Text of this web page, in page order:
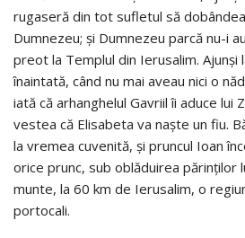
rugaseră din tot sufletul să
Dumnezeu; și Dumnezeu parcă nu-i
preot la Templul din Ierusalim. Ajunși
înaintată, când nu mai aveau nici o
iată că arhanghelul Gavriil îi aduce lui
vestea că Elisabeta va naște un fiu.
la vremea cuvenită, și pruncul Ioan
orice prunc, sub oblăduirea părinților
munte, la 60 km de Ierusalim, o
portocali.